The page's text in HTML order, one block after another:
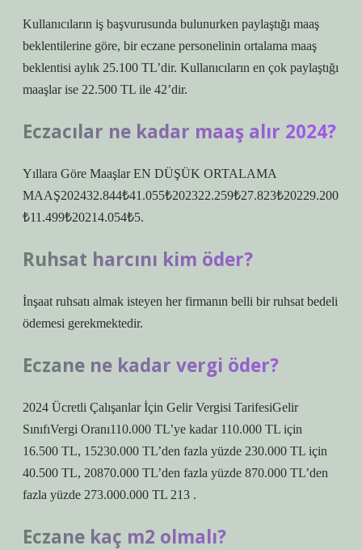
Kullanıcıların iş başvurusunda bulunurken paylaştığı maaş
beklentilerine göre, bir eczane personelinin ortalama maaş
beklentisi aylık 25.100 TL’dir. Kullanıcıların en çok paylaştığı
maaşlar ise 22.500 TL ile 42’dir.
Eczacılar ne kadar maaş alır 2024?
Yıllara Göre Maaşlar EN DÜŞÜK ORTALAMA
MAAŞ202432.844₺41.055₺202322.259₺27.823₺20229.200
₺11.499₺20214.054₺5.
Ruhsat harcını kim öder?
İnşaat ruhsatı almak isteyen her firmanın belli bir ruhsat bedeli
ödemesi gerekmektedir.
Eczane ne kadar vergi öder?
2024 Ücretli Çalışanlar İçin Gelir Vergisi TarifesiGelir
SınıfıVergi Oranı110.000 TL’ye kadar 110.000 TL için
16.500 TL, 15230.000 TL’den fazla yüzde 230.000 TL için
40.500 TL, 20870.000 TL’den fazla yüzde 870.000 TL’den
fazla yüzde 273.000.000 TL 213 .
Eczane kaç m2 olmalı?